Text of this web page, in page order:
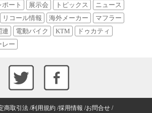
ポート 展示会 トピックス
ニュース
リコール情報 海外メーカー
マフラー
連 電動バイク KTM
ドゥカティ
レー
商取引法 利用規約 採用情報 お問合せ